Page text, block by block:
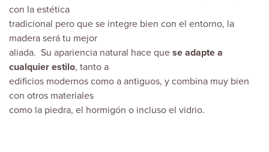
con la estética
tradicional pero que se integre bien con el entorno, la
madera será tu mejor
aliada. Su apariencia natural hace que se adapte a
cualquier estilo, tanto a
edificios modernos como a antiguos, y combina muy bien
con otros materiales
como la piedra, el hormigón o incluso el vidrio.